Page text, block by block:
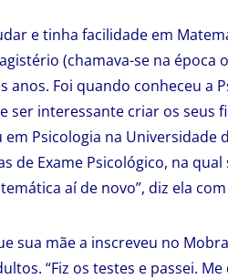
e tinha facilidade em
(chamava-se na época
Foi quando conheceu a
ser interessante criar os seus
Psicologia na Universidade
de Exame Psicológico, na qual
aí de novo”, diz ela
sua mãe a inscreveu no
“Fiz os testes e passei.